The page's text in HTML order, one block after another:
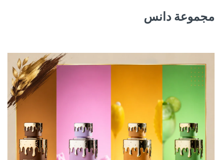
مجموعة دانس